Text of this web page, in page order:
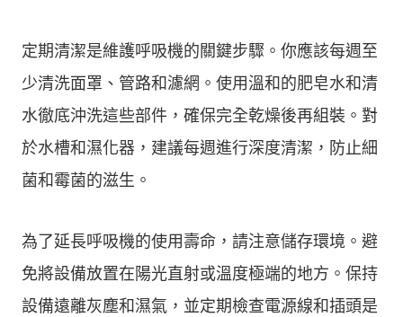
定期清潔是維護呼吸機的關鍵步驟。你應該每週至
少清洗面罩、管路和濾網。使用溫和的肥皂水和清
水徹底沖洗這些部件，確保完全乾燥後再組裝。對
於水槽和濕化器，建議每週進行深度清潔，防止細
菌和霉菌的滋生。
為了延長呼吸機的使用壽命，請注意儲存環境。避
免將設備放置在陽光直射或溫度極端的地方。保持
設備遠離灰塵和濕氣，並定期檢查電源線和插頭是